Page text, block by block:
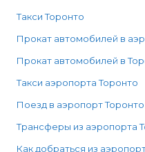
Такси Торонто
Прокат автомобилей в
Прокат автомобилей в
Такси аэропорта Торонто
Поезд в аэропорт Торонто
Трансферы из аэропорта
Как добраться из